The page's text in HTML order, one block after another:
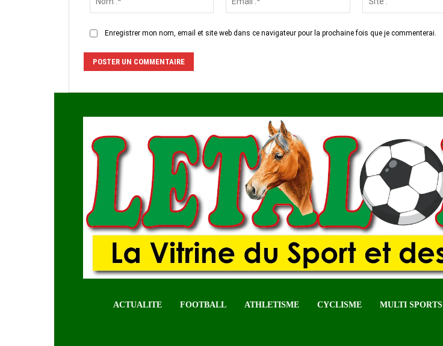
Enregistrer mon nom, email et site web dans ce navigateur pour la prochaine fois que je commenterai.
ACTUALITE FOOTBALL ATHLETISME CYCLISME MULTI SPORTS